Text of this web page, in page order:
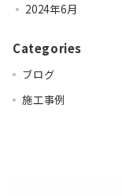
2024年6月
Categories
ブログ
施工事例